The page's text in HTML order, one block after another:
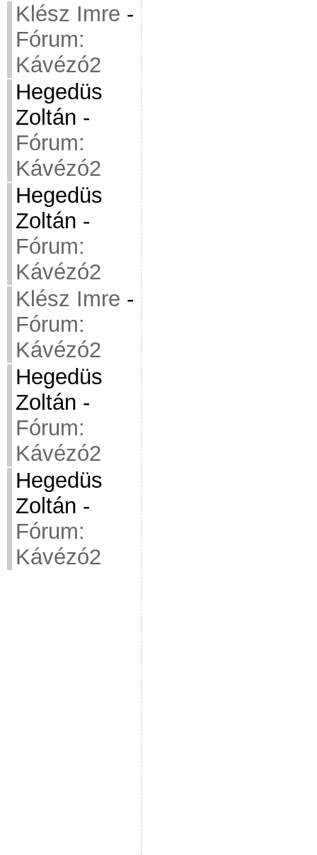
Klész Imre -
Fórum:
Kávézó2
Hegedüs
Zoltán -
Fórum:
Kávézó2
Hegedüs
Zoltán -
Fórum:
Kávézó2
Klész Imre -
Fórum:
Kávézó2
Hegedüs
Zoltán -
Fórum:
Kávézó2
Hegedüs
Zoltán -
Fórum:
Kávézó2